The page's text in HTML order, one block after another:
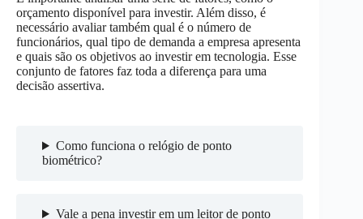
orçamento disponível para investir. Além disso, é
necessário avaliar também qual é o número de
funcionários, qual tipo de demanda a empresa apresenta
e quais são os objetivos ao investir em tecnologia. Esse
conjunto de fatores faz toda a diferença para uma
decisão assertiva.
Como funciona o relógio de ponto
biométrico?
Vale a pena investir em um leitor de ponto